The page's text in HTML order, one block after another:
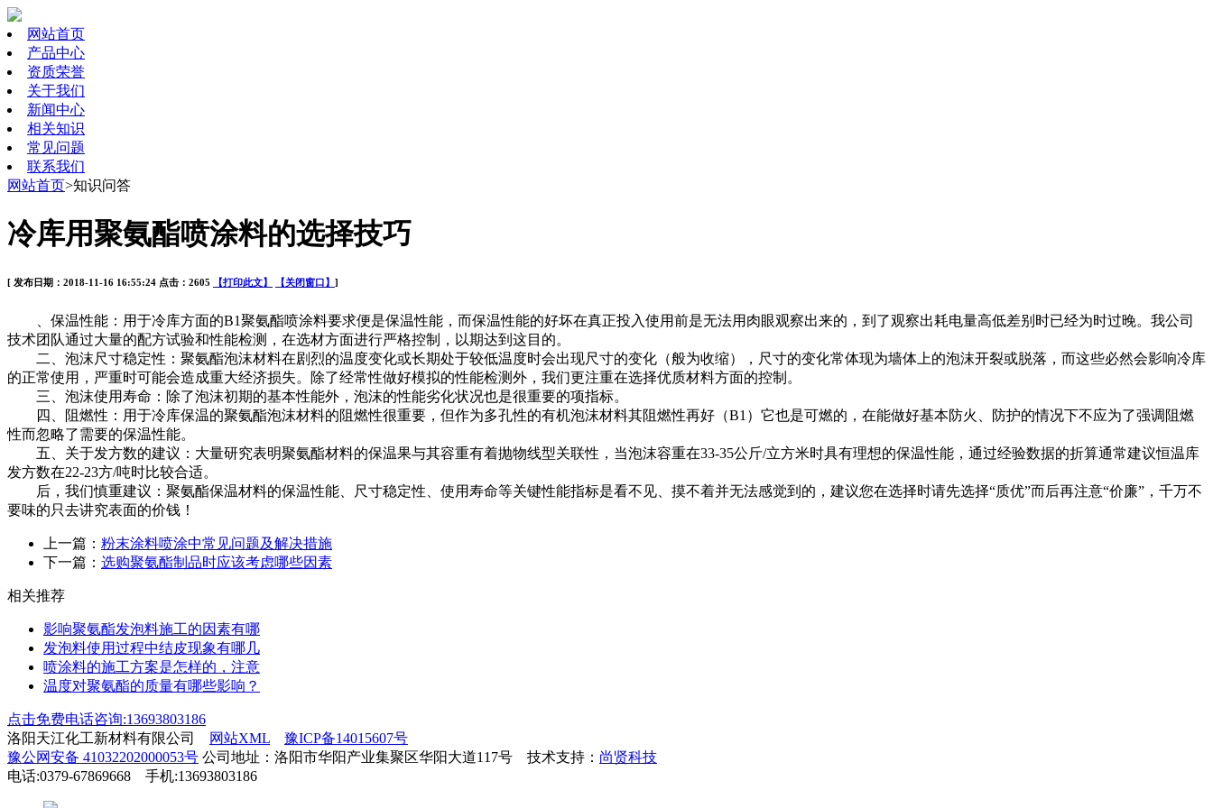
网站首页
产品中心
资质荣誉
关于我们
新闻中心
相关知识
常见问题
联系我们
网站首页>知识问答
冷库用聚氨酯喷涂料的选择技巧
[ 发布日期：2018-11-16 16:55:24 点击：2605 【打印此文】 【关闭窗口】 ]
、保温性能：用于冷库方面的B1聚氨酯喷涂料要求便是保温性能，而保温性能的好坏在真正投入使用前是无法用肉眼观察出来的，到了观察出耗电量高低差别时已经为时过晚。我公司
技术团队通过大量的配方试验和性能检测，在选材方面进行严格控制，以期达到这目的。
二、泡沫尺寸稳定性：聚氨酯泡沫材料在剧烈的温度变化或长期处于较低温度时会出现尺寸的变化（般为收缩），尺寸的变化常体现为墙体上的泡沫开裂或脱落，而这些必然会影响冷库
的正常使用，严重时可能会造成重大经济损失。除了经常性做好模拟的性能检测外，我们更注重在选择优质材料方面的控制。
三、泡沫使用寿命：除了泡沫初期的基本性能外，泡沫的性能劣化状况也是很重要的项指标。
四、阻燃性：用于冷库保温的聚氨酯泡沫材料的阻燃性很重要，但作为多孔性的有机泡沫材料其阻燃性再好（B1）它也是可燃的，在能做好基本防火、防护的情况下不应为了强调阻燃
性而忽略了需要的保温性能。
五、关于发方数的建议：大量研究表明聚氨酯材料的保温果与其容重有着抛物线型关联性，当泡沫容重在33-35公斤/立方米时具有理想的保温性能，通过经验数据的折算通常建议恒温库
发方数在22-23方/吨时比较合适。
后，我们慎重建议：聚氨酯保温材料的保温性能、尺寸稳定性、使用寿命等关键性能指标是看不见、摸不着并无法感觉到的，建议您在选择时请先选择“质优”而后再注意“价廉”，千万不
要味的只去讲究表面的价钱！
上一篇： 粉末涂料喷涂中常见问题及解决措施
下一篇： 选购聚氨酯制品时应该考虑哪些因素
相关推荐
影响聚氨酯发泡料施工的因素有哪
发泡料使用过程中结皮现象有哪几
喷涂料的施工方案是怎样的，注意
温度对聚氨酯的质量有哪些影响？
点击免费电话咨询:13693803186
洛阳天江化工新材料有限公司
网站XML
豫ICP备14015607号
豫公网安备 41032202000053号 公司地址：洛阳市华阳产业集聚区华阳大道117号 技术支持： 尚贤科技
电话:0379-67869668 手机:13693803186